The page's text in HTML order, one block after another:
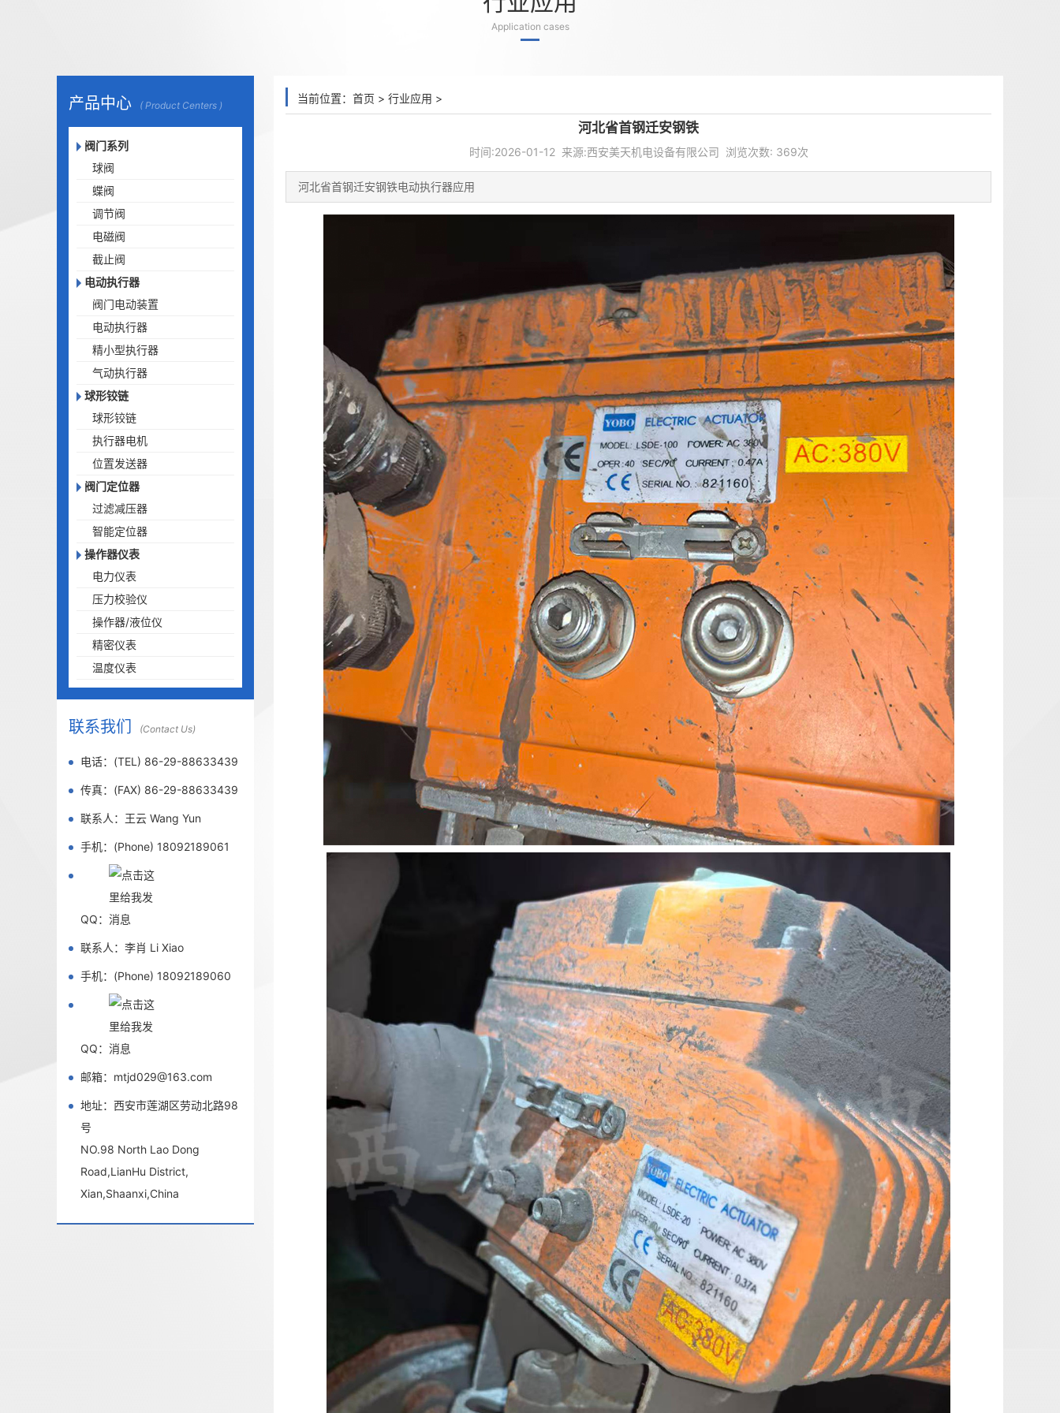
Application cases
产品中心 ( Product Centers )
阀门系列
球阀
蝶阀
调节阀
电磁阀
截止阀
电动执行器
阀门电动装置
电动执行器
精小型执行器
气动执行器
球形铰链
球形铰链
执行器电机
位置发送器
阀门定位器
过滤减压器
智能定位器
操作器仪表
电力仪表
压力校验仪
操作器/液位仪
精密仪表
温度仪表
联系我们 (Contact Us)
电话：(TEL) 86-29-88633439
传真：(FAX) 86-29-88633439
联系人：王云 Wang Yun
手机：(Phone) 18092189061
QQ：
联系人：李肖 Li Xiao
手机：(Phone) 18092189060
QQ：
邮箱：mtjd029@163.com
地址：西安市莲湖区劳动北路98
号
NO.98 North Lao Dong
Road,LianHu District,
Xian,Shaanxi,China
当前位置： 首页 > 行业应用 >
河北省首钢迁安钢铁
时间:2026-01-12 来源:西安美天机电设备有限公司 浏览次数: 369次
河北省首钢迁安钢铁电动执行器应用